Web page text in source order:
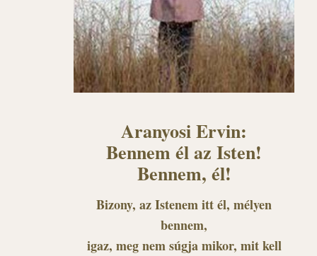
Aranyosi Ervin:
Bennem él az Isten!
Bennem, él!
Bizony, az Istenem itt él, mélyen
bennem,
igaz, meg nem súgja mikor, mit kell